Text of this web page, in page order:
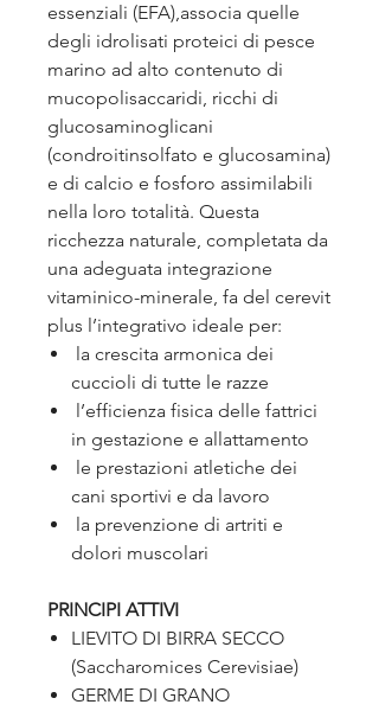
essenziali (EFA),associa quelle
degli idrolisati proteici di pesce
marino ad alto contenuto di
mucopolisaccaridi, ricchi di
glucosaminoglicani
(condroitinsolfato e glucosamina)
e di calcio e fosforo assimilabili
nella loro totalità. Questa
ricchezza naturale, completata da
una adeguata integrazione
vitaminico-minerale, fa del cerevit
plus l’integrativo ideale per:
la crescita armonica dei
cuccioli di tutte le razze
l’efficienza fisica delle fattrici
in gestazione e allattamento
le prestazioni atletiche dei
cani sportivi e da lavoro
la prevenzione di artriti e
dolori muscolari
PRINCIPI ATTIVI
LIEVITO DI BIRRA SECCO
(Saccharomices Cerevisiae)
GERME DI GRANO